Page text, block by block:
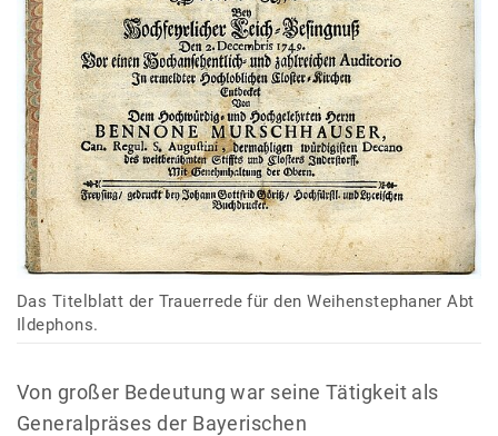
Das Titelblatt der Trauerrede für den Weihenstephaner Abt
Ildephons.
Von großer Bedeutung war seine Tätigkeit als
Generalpräses der Bayerischen